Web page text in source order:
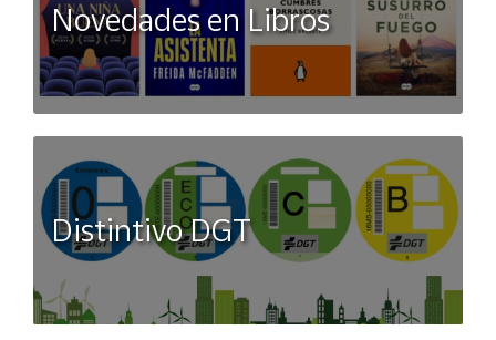
Novedades en Libros
Distintivo DGT